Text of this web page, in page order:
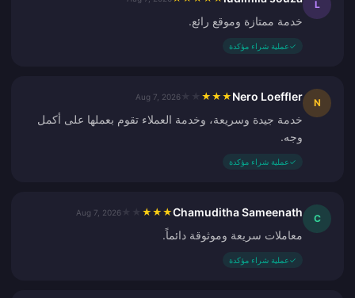
L
خدمة ممتازة وموقع رائع.
✓عملية شراء مؤكدة
N
Nero Loeffler
★
★
★
Aug 7, 2026
خدمة جيدة وسريعة، وخدمة العملاء تقوم بعملها على أكمل
وجه.
✓عملية شراء مؤكدة
C
Chamuditha Sameenath
★
★
★
Aug 7, 2026
معاملات سريعة وموثوقة دائماً.
✓عملية شراء مؤكدة